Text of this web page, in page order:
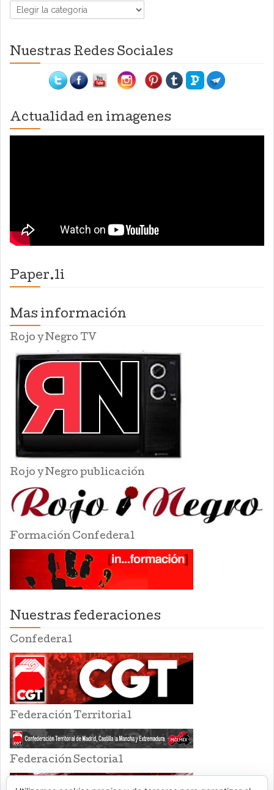
Categorías
Nuestras Redes Sociales
Actualidad en imagenes
Paper.li
Mas información
Rojo y Negro TV
Rojo y Negro publicación
Formación Confederal
Nuestras federaciones
Confederal
Federación Territorial
Federación Sectorial